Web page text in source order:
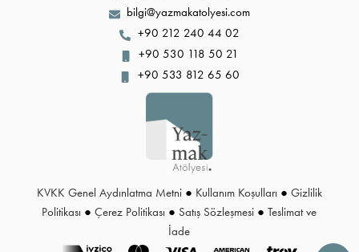
bilgi@yazmakatolyesi.com
+90 212 240 44 02
+90 530 118 50 21
+90 533 812 65 60
KVKK Genel Aydınlatma Metni● Kullanım Koşulları ● Gizlilik
Politikası ●Çerez Politikası ● Satış Sözleşmesi ●Teslimat ve
İade